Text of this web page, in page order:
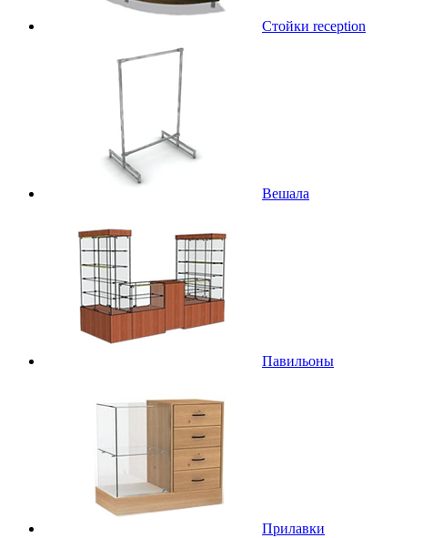
Стойки reception
Вешала
Павильоны
Прилавки